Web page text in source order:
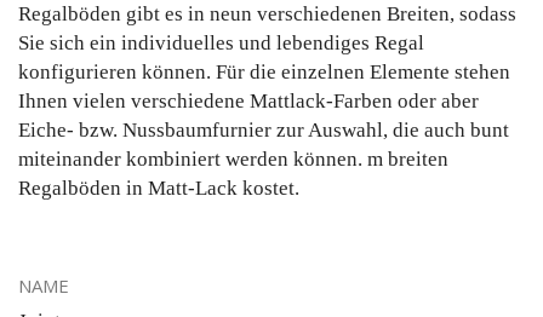
Regalböden gibt es in neun verschiedenen Breiten, sodass
Sie sich ein individuelles und lebendiges Regal
konfigurieren können. Für die einzelnen Elemente stehen
Ihnen vielen verschiedene Mattlack-Farben oder aber
Eiche- bzw. Nussbaumfurnier zur Auswahl, die auch bunt
miteinander kombiniert werden können. m breiten
Regalböden in Matt-Lack kostet.
NAME